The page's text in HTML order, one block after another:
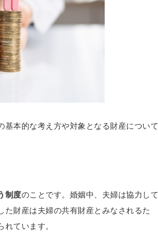
本的な考え方や対象となる財産について
制度のことです。婚姻中、夫婦は協力して
財産は夫婦の共有財産とみなされるた
ています。